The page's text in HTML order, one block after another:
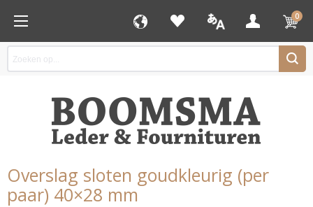
0
Overslag sloten goudkleurig (per
paar) 40×28 mm